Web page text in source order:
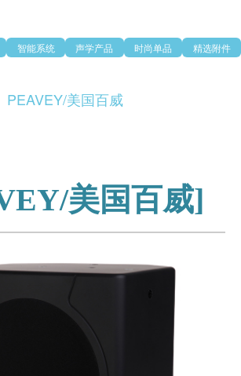
智能系统 声学产品 时尚单品 精选附件
PEAVEY/美国百威
美国百威]